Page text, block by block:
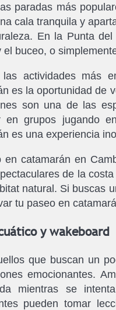
paradas más
cala tranquila y
En la Punta
el buceo, o
actividades más
es la oportunidad de
son una de las
en grupos jugando
es una experiencia
en catamarán en
de la
natural. Si buscas
tu paseo en
y wakeboard
que buscan un
emocionantes.
mientras se
pueden tomar